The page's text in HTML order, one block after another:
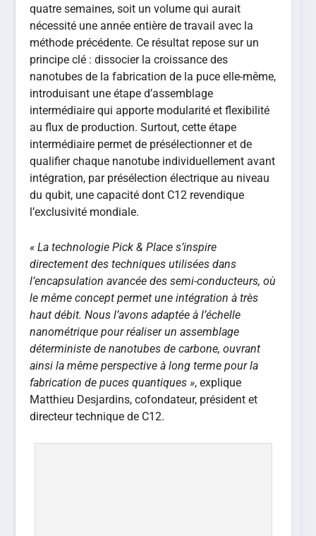
quatre semaines, soit un volume qui aurait
nécessité une année entière de travail avec la
méthode précédente. Ce résultat repose sur un
principe clé : dissocier la croissance des
nanotubes de la fabrication de la puce elle-même,
introduisant une étape d’assemblage
intermédiaire qui apporte modularité et flexibilité
au flux de production. Surtout, cette étape
intermédiaire permet de présélectionner et de
qualifier chaque nanotube individuellement avant
intégration, par présélection électrique au niveau
du qubit, une capacité dont C12 revendique
l’exclusivité mondiale.
« La technologie Pick & Place s’inspire
directement des techniques utilisées dans
l’encapsulation avancée des semi-conducteurs, où
le même concept permet une intégration à très
haut débit. Nous l’avons adaptée à l’échelle
nanométrique pour réaliser un assemblage
déterministe de nanotubes de carbone, ouvrant
ainsi la même perspective à long terme pour la
fabrication de puces quantiques », explique
Matthieu Desjardins, cofondateur, président et
directeur technique de C12.